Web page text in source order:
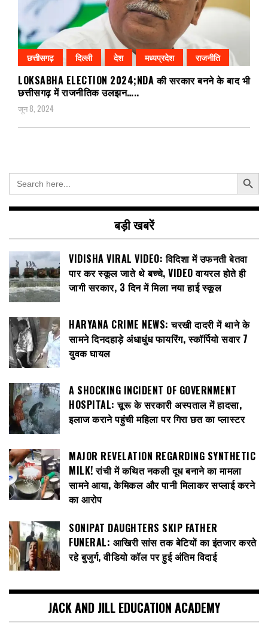
छत्तीसगढ़ दिल्ली देश मध्यप्रदेश राजनीति
LOKSABHA ELECTION 2024;NDA की सरकार बनने के बाद भी
छत्तीसगढ़ में राजनीतिक उलझन…..
जून 8, 2024
Search
for:
Search Button
बड़ी खबरें
VIDISHA VIRAL VIDEO: विदिशा में उफनती बेतवा
पार कर स्कूल जाते थे बच्चे, VIDEO वायरल होते ही
जागी सरकार, 3 दिन में मिला नया हाई स्कूल
HARYANA CRIME NEWS: चरखी दादरी में थाने के
सामने दिनदहाड़े अंधाधुंध फायरिंग, स्कॉर्पियो सवार 7
युवक घायल
A SHOCKING INCIDENT OF GOVERNMENT
HOSPITAL: चूरू के सरकारी अस्पताल में हादसा,
इलाज कराने पहुंची महिला पर गिरा छत का प्लास्टर
MAJOR REVELATION REGARDING SYNTHETIC
MILK! रांची में कथित नकली दूध बनाने का मामला
सामने आया, केमिकल और पानी मिलाकर सप्लाई करने
का आरोप
SONIPAT DAUGHTERS SKIP FATHER
FUNERAL: आखिरी सांस तक बेटियों का इंतजार करते
रहे बुजुर्ग, वीडियो कॉल पर हुई अंतिम विदाई
JACK AND JILL EDUCATION ACADEMY